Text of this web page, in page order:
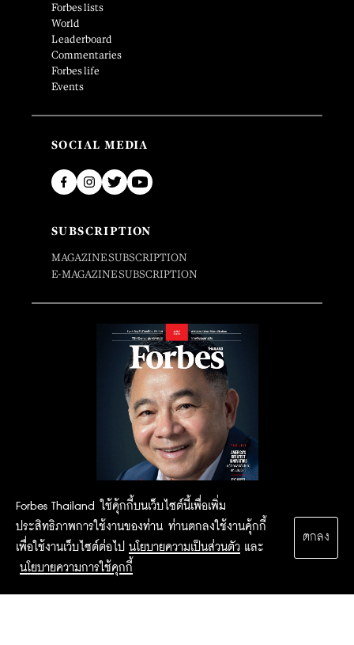
Forbes Thailand ใช้คุ้กกี้บนเว็บไซต์นี้เพื่อเพิ่ม
ประสิทธิภาพการใช้งานของท่าน ท่านตกลงใช้งานคุ้กกี้
เพื่อใช้งานเว็บไซต์ต่อไป นโยบายความเป็นส่วนตัว และ
นโยบายความการใช้คุกกี้
ตกลง
Forbes lists
World
Leaderboard
Commentaries
Forbes life
Events
SOCIAL MEDIA
SUBSCRIPTION
MAGAZINE SUBSCRIPTION
E-MAGAZINE SUBSCRIPTION
2015 Forbesthailand.com ALL RIGHTS RESERVED